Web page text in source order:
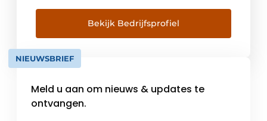
verwarming en sanitair warm water zit je
altijd warm. Al duizenden gezinnen in België
en Europa kozen voor de duurzaamheid, het
comfort en […]
Bekijk Bedrijfsprofiel
NIEUWSBRIEF
Meld u aan om nieuws & updates te
ontvangen.